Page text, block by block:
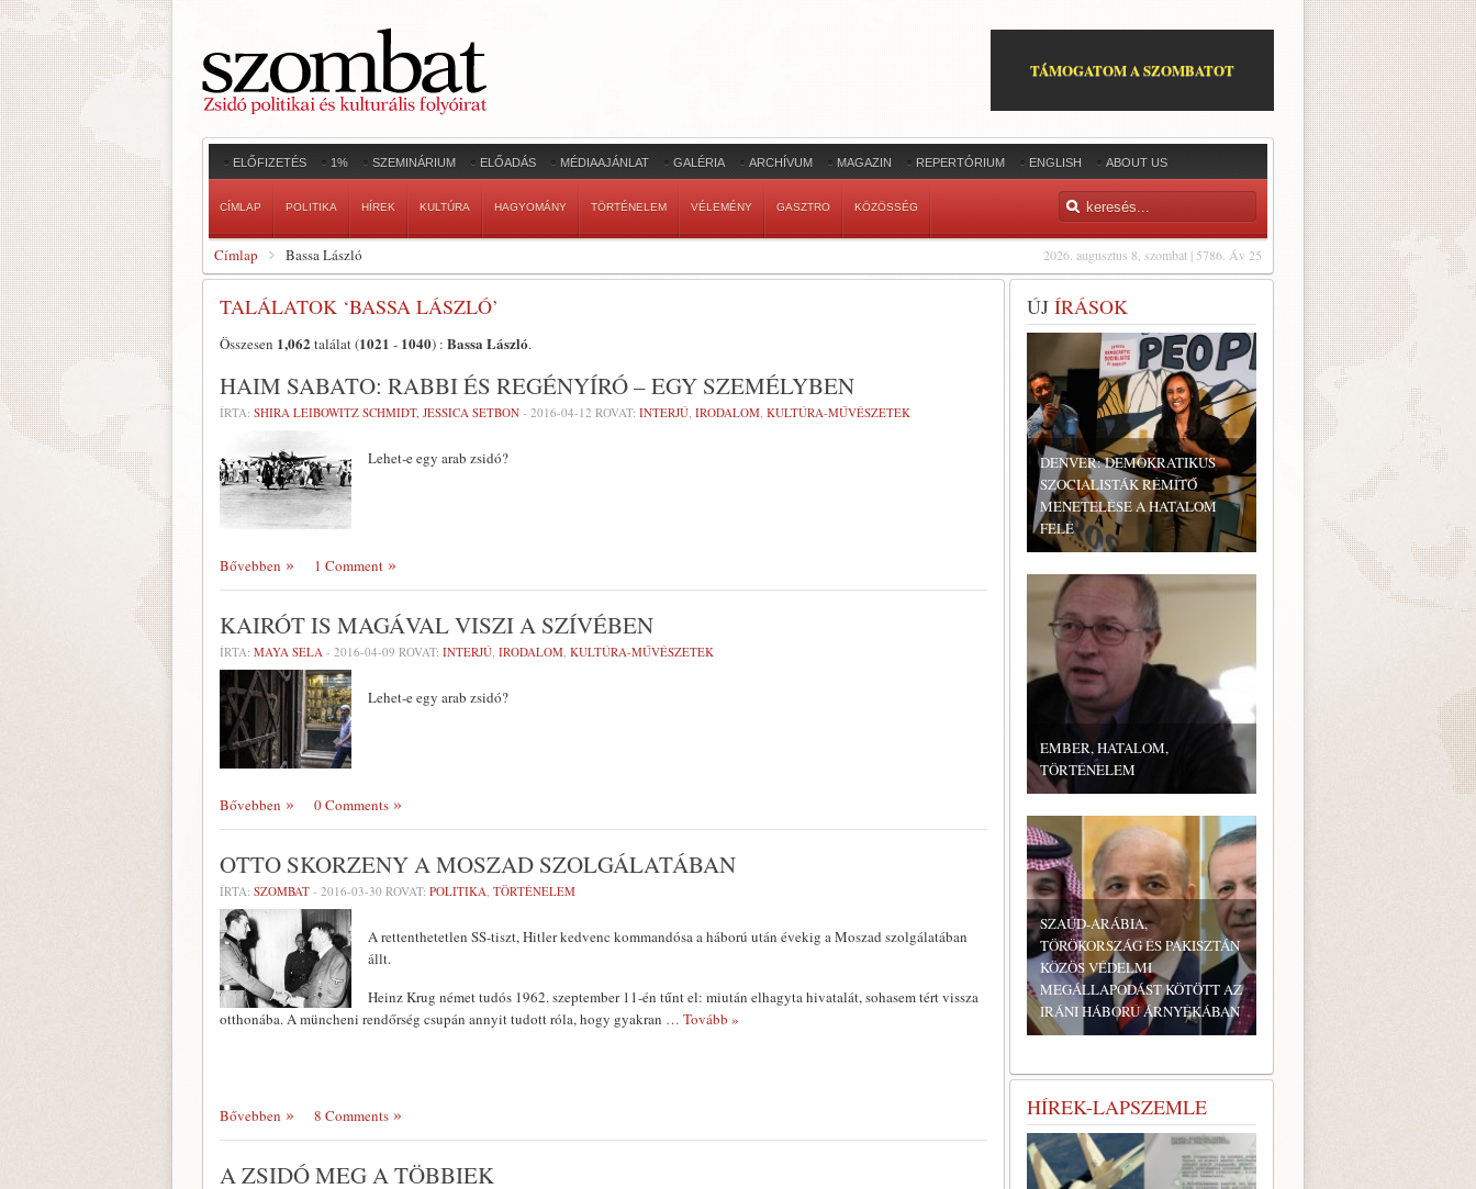
TÁMOGATOM A SZOMBATOT
ELŐFIZETÉS 1% SZEMINÁRIUM ELŐADÁS MÉDIAAJÁNLAT GALÉRIA ARCHÍVUM MAGAZIN REPERTÓRIUM ENGLISH ABOUT US
CÍMLAP POLITIKA HÍREK KULTÚRA HAGYOMÁNY TÖRTÉNELEM VÉLEMÉNY GASZTRO KÖZÖSSÉG
2026. augusztus 8, szombat | 5786. Áv 25
Címlap Bassa László
TALÁLATOK ‘BASSA LÁSZLÓ’
Összesen 1,062 találat (1021 - 1040) : Bassa László.
HAIM SABATO: RABBI ÉS REGÉNYÍRÓ – EGY SZEMÉLYBEN
ÍRTA: SHIRA LEIBOWITZ SCHMIDT, JESSICA SETBON - 2016-04-12 ROVAT: INTERJÚ, IRODALOM, KULTÚRA-MŰVÉSZETEK
Lehet-e egy arab zsidó?
Bővebben 1 Comment
KAIRÓT IS MAGÁVAL VISZI A SZÍVÉBEN
ÍRTA: MAYA SELA - 2016-04-09 ROVAT: INTERJÚ, IRODALOM, KULTÚRA-MŰVÉSZETEK
Lehet-e egy arab zsidó?
Bővebben 0 Comments
OTTO SKORZENY A MOSZAD SZOLGÁLATÁBAN
ÍRTA: SZOMBAT - 2016-03-30 ROVAT: POLITIKA, TÖRTÉNELEM
A rettenthetetlen SS-tiszt, Hitler kedvenc kommandósa a háború után évekig a Moszad szolgálatában
állt.
Heinz Krug német tudós 1962. szeptember 11-én tűnt el: miután elhagyta hivatalát, sohasem tért vissza
otthonába. A müncheni rendőrség csupán annyit tudott róla, hogy gyakran … Tovább »
Bővebben 8 Comments
A ZSIDÓ MEG A TÖBBIEK
ÚJ ÍRÁSOK
DENVER: DEMOKRATIKUS
SZOCIALISTÁK RÉMÍTŐ
MENETELÉSE A HATALOM
FELÉ
EMBER, HATALOM,
TÖRTÉNELEM
SZAÚD-ARÁBIA,
TÖRÖKORSZÁG ÉS PAKISZTÁN
KÖZÖS VÉDELMI
MEGÁLLAPODÁST KÖTÖTT AZ
IRÁNI HÁBORÚ ÁRNYÉKÁBAN
HÍREK-LAPSZEMLE